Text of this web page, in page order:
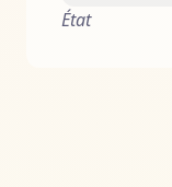
État